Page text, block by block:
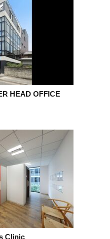
HEAD OFFICE
Clinic